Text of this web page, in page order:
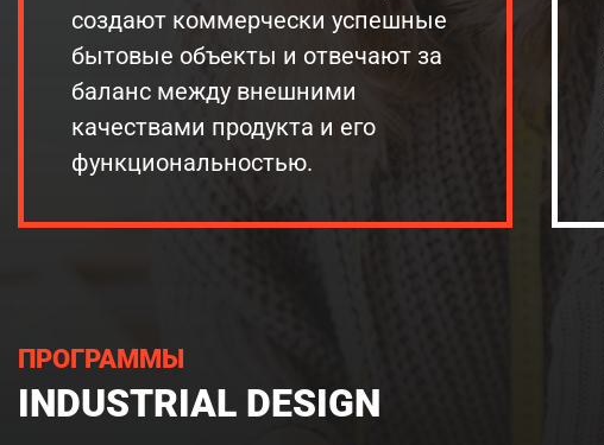
создают коммерчески успешные
бытовые объекты и отвечают за
баланс между внешними
качествами продукта и его
функциональностью.
ПРОГРАММЫ
INDUSTRIAL DESIGN